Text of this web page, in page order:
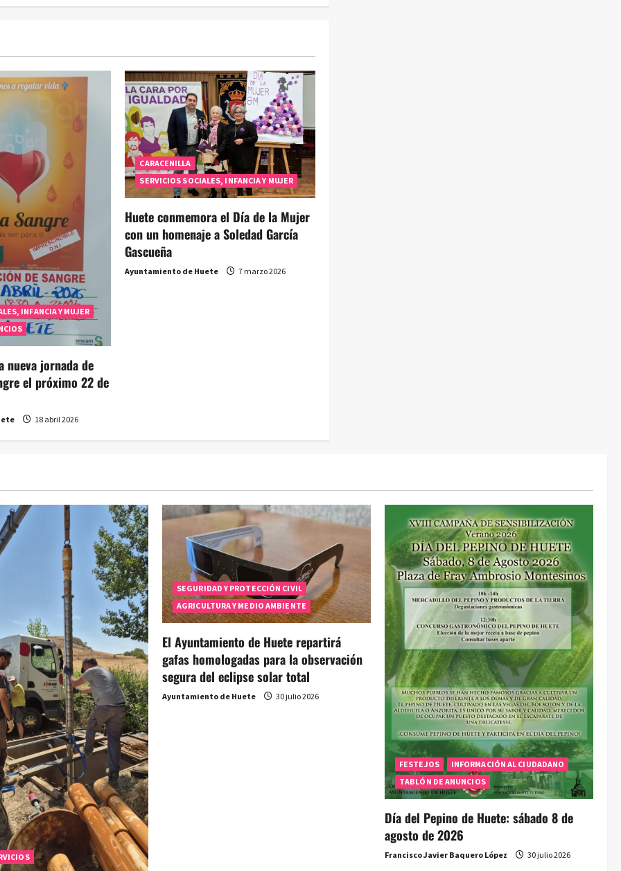
INFANCIA Y MUJER
nueva jornada de
el próximo 22 de
18 abril 2026
CARACENILLA
SERVICIOS SOCIALES, INFANCIA Y MUJER
Huete conmemora el Día de la Mujer
con un homenaje a Soledad García
Gascueña
Ayuntamiento de Huete 7 marzo 2026
SEGURIDAD Y PROTECCIÓN CIVIL
AGRICULTURA Y MEDIO AMBIENTE
El Ayuntamiento de Huete repartirá
gafas homologadas para la observación
segura del eclipse solar total
Ayuntamiento de Huete 30 julio 2026
FESTEJOS
INFORMACIÓN AL CIUDADANO
TABLÓN DE ANUNCIOS
Día del Pepino de Huete: sábado 8 de
agosto de 2026
Francisco Javier Baquero López 30 julio 2026